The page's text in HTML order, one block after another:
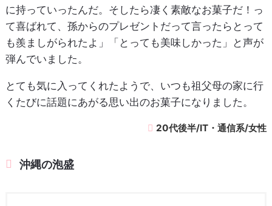
に持っていったんだ。そしたら凄く素敵なお菓子だ！っ
て喜ばれて、孫からのプレゼントだって言ったらとって
も羨ましがられたよ」「とっても美味しかった」と声が
弾んでいました。
とても気に入ってくれたようで、いつも祖父母の家に行
くたびに話題にあがる思い出のお菓子になりました。
20代後半/IT・通信系/女性
沖縄の泡盛